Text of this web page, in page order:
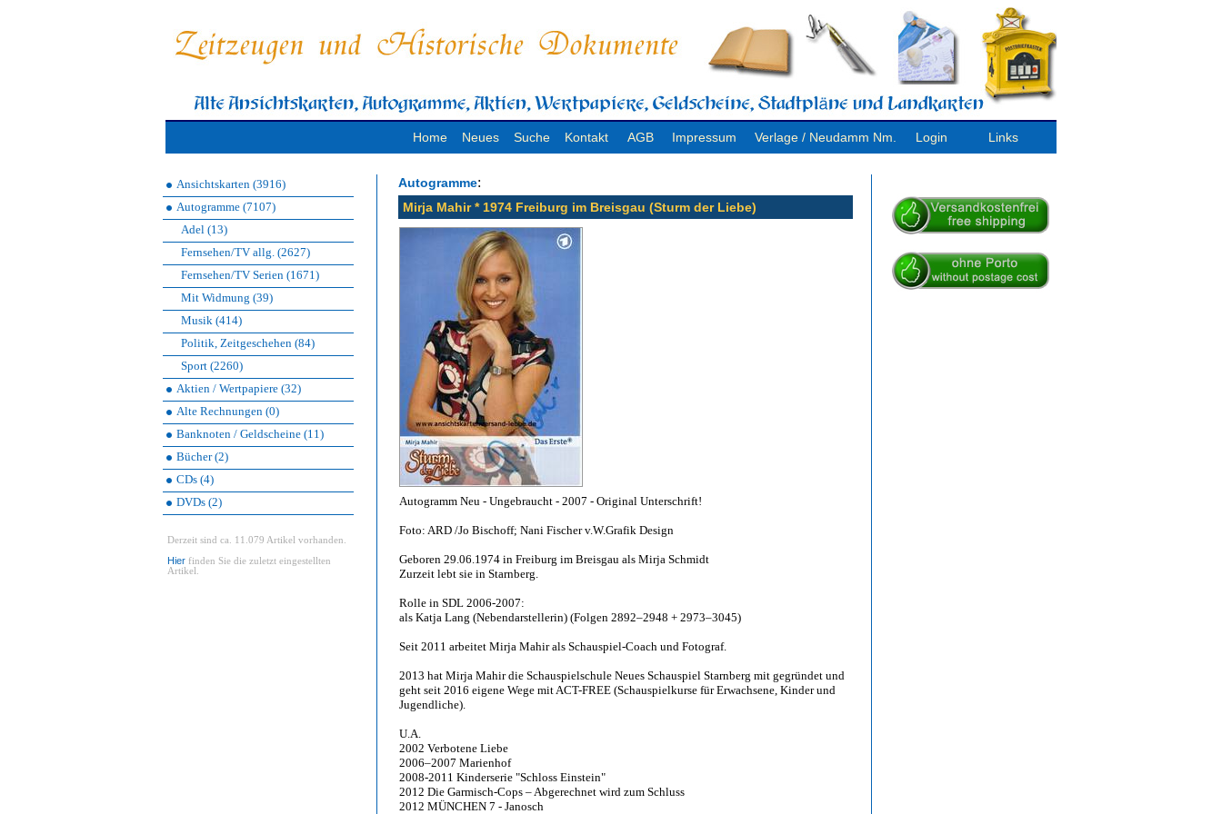
Home Neues Suche Kontakt AGB Impressum Verlage / Neudamm Nm. Login Links
Ansichtskarten (3916)
Autogramme (7107)
Adel (13)
Fernsehen/TV allg. (2627)
Fernsehen/TV Serien (1671)
Mit Widmung (39)
Musik (414)
Politik, Zeitgeschehen (84)
Sport (2260)
Aktien / Wertpapiere (32)
Alte Rechnungen (0)
Banknoten / Geldscheine (11)
Bücher (2)
CDs (4)
DVDs (2)
Derzeit sind ca. 11.079 Artikel vorhanden.
Hier finden Sie die zuletzt eingestellten
Artikel.
Autogramme:
Mirja Mahir * 1974 Freiburg im Breisgau (Sturm der Liebe)
Autogramm Neu - Ungebraucht - 2007 - Original Unterschrift!
Foto: ARD /Jo Bischoff; Nani Fischer v.W.Grafik Design
Geboren 29.06.1974 in Freiburg im Breisgau als Mirja Schmidt
Zurzeit lebt sie in Starnberg.
Rolle in SDL 2006-2007:
als Katja Lang (Nebendarstellerin) (Folgen 2892–2948 + 2973–3045)
Seit 2011 arbeitet Mirja Mahir als Schauspiel-Coach und Fotograf.
2013 hat Mirja Mahir die Schauspielschule Neues Schauspiel Starnberg mit gegründet und
geht seit 2016 eigene Wege mit ACT-FREE (Schauspielkurse für Erwachsene, Kinder und
Jugendliche).
U.A.
2002 Verbotene Liebe
2006–2007 Marienhof
2008-2011 Kinderserie "Schloss Einstein"
2012 Die Garmisch-Cops – Abgerechnet wird zum Schluss
2012 MÜNCHEN 7 - Janosch